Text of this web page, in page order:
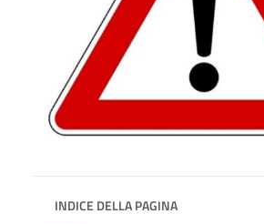
INDICE DELLA PAGINA